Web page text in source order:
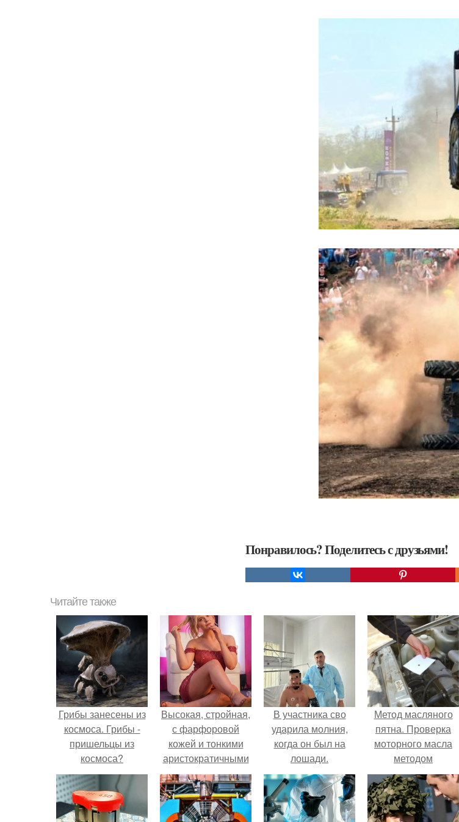
Понравилось? Поделитесь с друзьями!
Читайте также
Грибы занесены из
космоса. Грибы -
пришельцы из
космоса?
Высокая, стройная,
с фарфоровой
кожей и тонкими
аристократичными
чертами, эль
выглядит так, будто
сошла с полотна
художника.
В участника сво
ударила молния,
когда он был на
лошади.
Метод масляного
пятна. Проверка
моторного масла
методом
"Масляного Пятна".